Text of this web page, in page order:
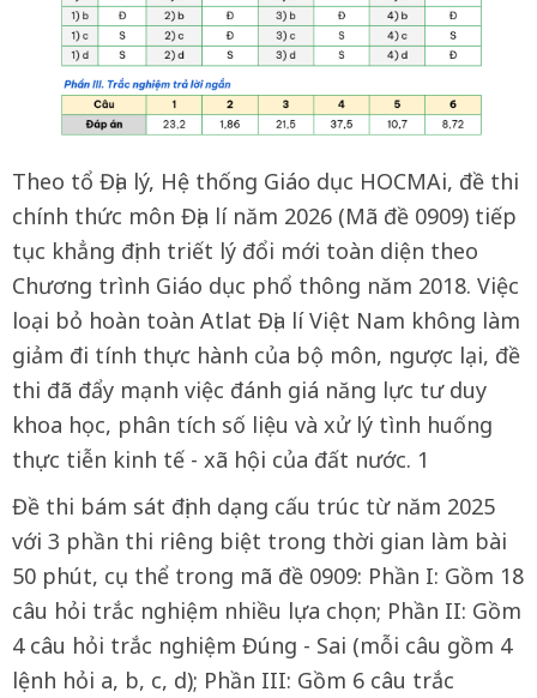
Theo tổ Địa lý, Hệ thống Giáo dục HOCMAi, đề thi
chính thức môn Địa lí năm 2026 (Mã đề 0909) tiếp
tục khẳng định triết lý đổi mới toàn diện theo
Chương trình Giáo dục phổ thông năm 2018. Việc
loại bỏ hoàn toàn Atlat Địa lí Việt Nam không làm
giảm đi tính thực hành của bộ môn, ngược lại, đề
thi đã đẩy mạnh việc đánh giá năng lực tư duy
khoa học, phân tích số liệu và xử lý tình huống
thực tiễn kinh tế - xã hội của đất nước. 1
Đề thi bám sát định dạng cấu trúc từ năm 2025
với 3 phần thi riêng biệt trong thời gian làm bài
50 phút, cụ thể trong mã đề 0909: Phần I: Gồm 18
câu hỏi trắc nghiệm nhiều lựa chọn; Phần II: Gồm
4 câu hỏi trắc nghiệm Đúng - Sai (mỗi câu gồm 4
lệnh hỏi a, b, c, d); Phần III: Gồm 6 câu trắc